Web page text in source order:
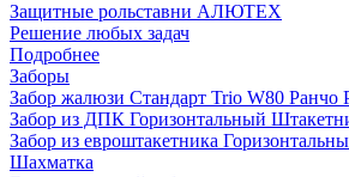
Защитные рольставни АЛЮТЕХ
Решение любых задач
Подробнее
Заборы
Забор жалюзи Стандарт Trio W80 Ранчо
Забор из ДПК Горизонтальный
Забор из евроштакетника
Шахматка